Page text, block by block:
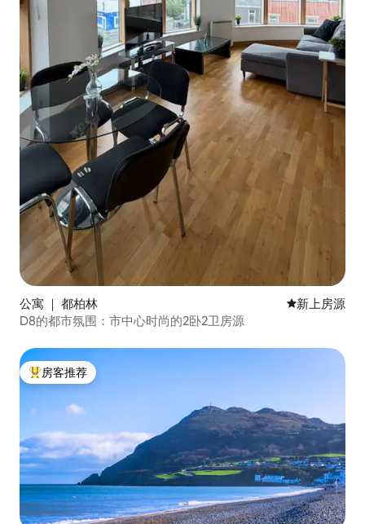
公寓 ｜ 都柏林 新房源
新上房源
D8的都市氛围：市中心时尚的2卧2卫房源
热门「房客推荐」
房客推荐